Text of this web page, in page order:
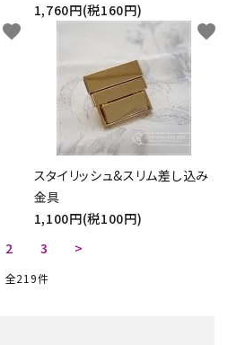
1,760円(税160円)
favorite
スタイリッシュ&スリム差し込み
金具
1,100円(税100円)
favorite
2 3 >
全219件